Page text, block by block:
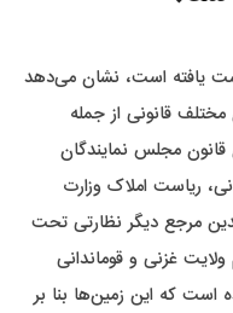
یافته است، نشان می‌دهد
قانونی از جمله
مجلس نمایندگان
ریاست املاک وزارت
مرجع دیگر نظارتی تحت
غزنی و قوماندانی
که این زمین‌ها بنا بر